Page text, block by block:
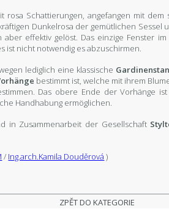
rosa Schattierungen, angefangen mit
Dunkelrosa der gemütlichen Sessel
effektiv gelöst. Das einzige Fenster
ist nicht notwendig es abzuschirmen.
lediglich eine klassische
bestimmt ist, welche mit ihrem
Das obere Ende der Vorhänge
Handhabung ermöglichen.
in Zusammenarbeit der Gesellschaft
/ Ing.arch.Kamila Douděrová )
ZPĚT DO KATEGORIE